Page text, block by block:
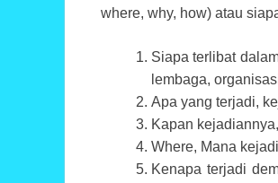
where, why, how) atau
Siapa terlibat
lembaga,
Apa yang terjadi,
Kapan
Where, Mana
Kenapa terjadi